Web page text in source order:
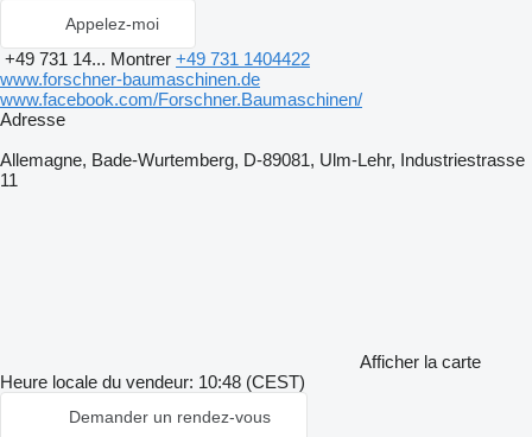
Appelez-moi
+49 731 14... Montrer +49 731 1404422
www.forschner-baumaschinen.de
www.facebook.com/Forschner.Baumaschinen/
Adresse
Allemagne, Bade-Wurtemberg, D-89081, Ulm-Lehr, Industriestrasse
11
Afficher la carte
Heure locale du vendeur: 10:48 (CEST)
Demander un rendez-vous